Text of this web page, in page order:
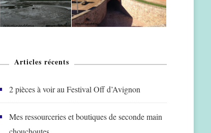
Articles récents
2 pièces à voir au Festival Off d’Avignon
Mes ressourceries et boutiques de seconde main